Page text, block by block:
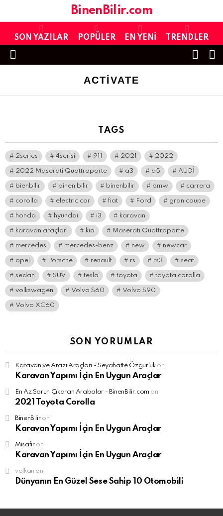
BinenBilir.com
SON YAZILAR POPÜLER EN YENI TRENDLER
Menu
ACTIVATE
TAGS
2series 4serisi 911 2021 2022
2022 Maserati Quattroporte a3 a5 AUDİ
bienbilir binen bilir binenbilir bmw carrera
corolla electric car fiat Ford gran coupe
honda hyundai i3 karavan
karavan araçları kia Maserati Quattroporte
mercedes mercedes-benz new newcar
opel Porsche renault rs rs3 seat
sedan SUV tesla toyota toyota corolla
volkswagen Volvo S60 Volvo S90
Volvo XC60
SON YORUMLAR
Karavan ve Arazi Araçları - Seyahatte Özgürlükon
Karavan Yapımı İçin En Uygun Araçlar
En Az Sorun Çıkaran Arabalar - BinenBilir.com on
2021 Toyota Corolla
BinenBiliron
Karavan Yapımı İçin En Uygun Araçlar
Misafiron
Karavan Yapımı İçin En Uygun Araçlar
volkan on
Dünyanın En Güzel Sese Sahip 10 Otomobili